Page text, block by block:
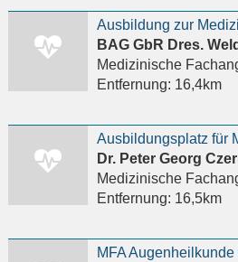
BAG GbR Dres.
Medizinische
Entfernung: 16,4km
Dr. Peter Georg
Medizinische
Entfernung: 16,5km
MFA